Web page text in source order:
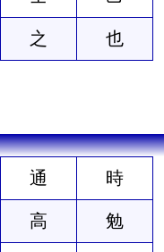
之 也
通 時
高 勉